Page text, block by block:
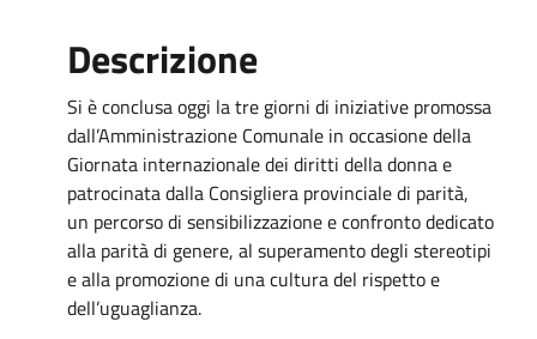
Descrizione
Si è conclusa oggi la tre giorni di iniziative promossa
dall’Amministrazione Comunale in occasione della
Giornata internazionale dei diritti della donna e
patrocinata dalla Consigliera provinciale di parità,
un percorso di sensibilizzazione e confronto dedicato
alla parità di genere, al superamento degli stereotipi
e alla promozione di una cultura del rispetto e
dell’uguaglianza.